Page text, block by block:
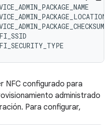
NFC configurado para
administrado
Para configurar,